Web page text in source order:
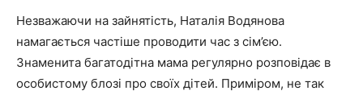
Незважаючи на зайнятість, Наталія Водянова
намагається частіше проводити час з сім’єю.
Знаменита багатодітна мама регулярно розповідає в
особистому блозі про своїх дітей. Приміром, не так